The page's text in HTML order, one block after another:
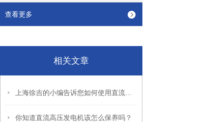
查看更多
相关文章
你知道直流高压发电机该怎么保养吗？